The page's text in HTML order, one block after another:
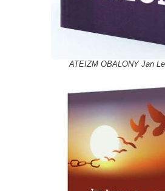
ATEIZM OBALONY Jan